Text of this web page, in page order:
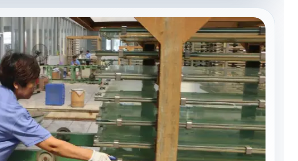
de vidrio?
resistentes a los impactos y más seguras que el vidrio. Proporcionan una
para uso en exteriores?
a los rayos UV, impermeables a la intemperie y mantienen su claridad
para acristalamiento, protectores, cubiertas de iluminación, particiones y